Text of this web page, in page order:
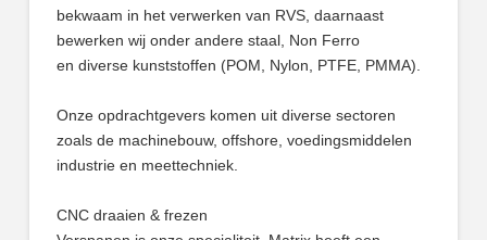
bekwaam in het verwerken van RVS, daarnaast
bewerken wij onder andere staal, Non Ferro
en diverse kunststoffen (POM, Nylon, PTFE, PMMA).
Onze opdrachtgevers komen uit diverse sectoren
zoals de machinebouw, offshore, voedingsmiddelen
industrie en meettechniek.
CNC draaien & frezen